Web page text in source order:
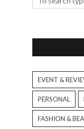
EVENT &
PERSONAL
FASHION &